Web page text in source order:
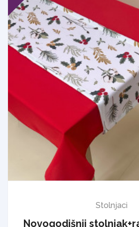
Stolnjaci
Novogodišnji